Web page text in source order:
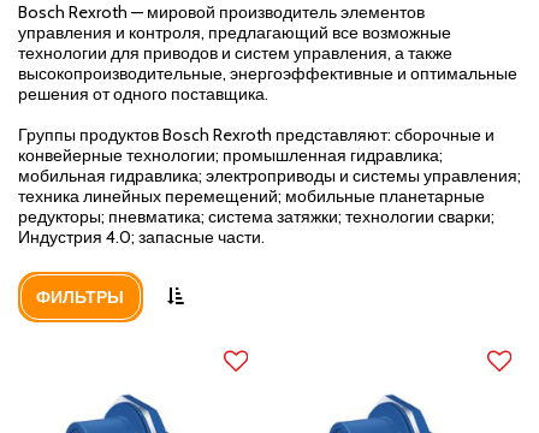
Bosch Rexroth — мировой производитель элементов
управления и контроля, предлагающий все возможные
технологии для приводов и систем управления, а также
высокопроизводительные, энергоэффективные и оптимальные
решения от одного поставщика.
Группы продуктов Bosch Rexroth представляют: сборочные и
конвейерные технологии; промышленная гидравлика;
мобильная гидравлика; электроприводы и системы управления;
техника линейных перемещений; мобильные планетарные
редукторы; пневматика; система затяжки; технологии сварки;
Индустрия 4.0; запасные части.
ФИЛЬТРЫ